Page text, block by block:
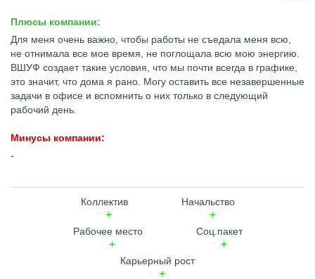
Плюсы компании:
Для меня очень важно, чтобы работы не съедала меня всю,
не отнимала все мое время, не поглощала всю мою энергию.
ВШУФ создает такие условия, что мы почти всегда в графике,
это значит, что дома я рано. Могу оставить все незавершенные
задачи в офисе и вспомнить о них только в следующий
рабочий день.
Минусы компании:
-
Коллектив Начальство
Рабочее место Соц.пакет
Карьерный рост